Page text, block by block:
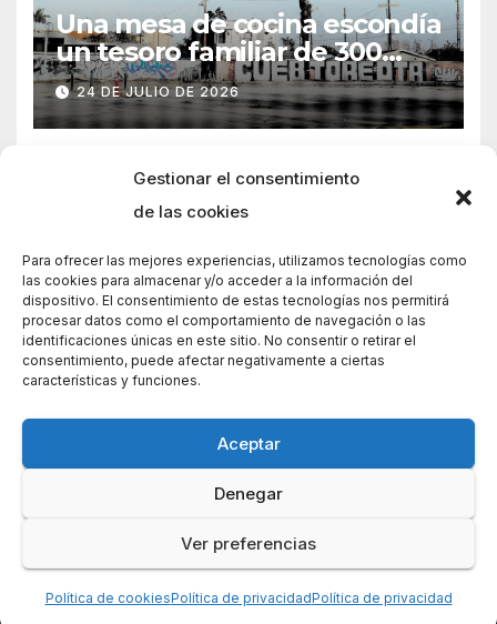
Gestionar el consentimiento
de las cookies
Para ofrecer las mejores experiencias, utilizamos tecnologías como
las cookies para almacenar y/o acceder a la información del
dispositivo. El consentimiento de estas tecnologías nos permitirá
procesar datos como el comportamiento de navegación o las
identificaciones únicas en este sitio. No consentir o retirar el
consentimiento, puede afectar negativamente a ciertas
características y funciones.
Aceptar
Denegar
Ver preferencias
Política de cookiesPolítica de privacidadPolítica de privacidad
Una mesa de cocina escondía
un tesoro familiar de 300
años
24 DE JULIO DE 2026
Funciona gracias a WordPress|